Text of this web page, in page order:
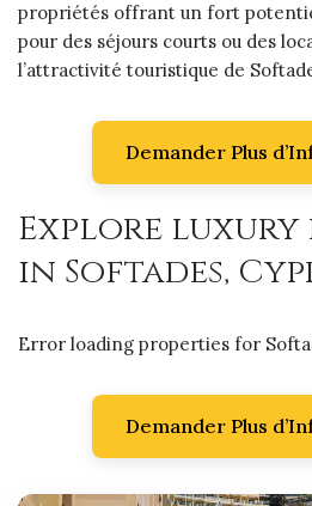
propriétés offrant un fort
pour des séjours courts ou des
l’attractivité touristique de
Demander Plus
Explore luxury
in Softades,
Error loading properties for
Demander Plus